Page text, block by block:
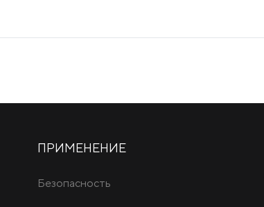
ПРИМЕНЕНИЕ
Безопасность